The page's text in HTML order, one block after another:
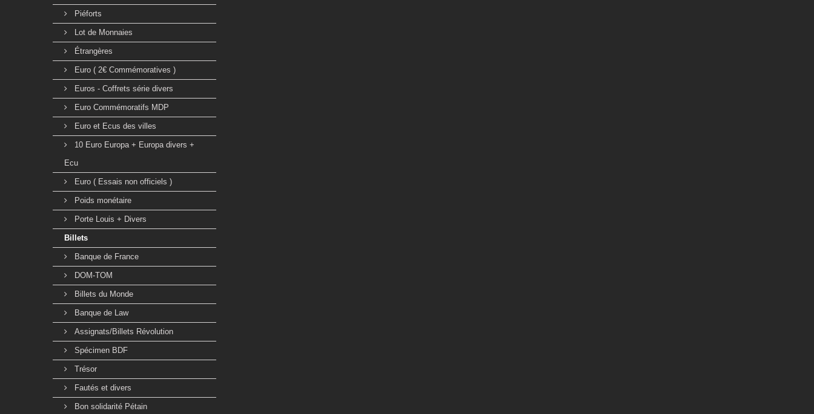
Piéforts
Lot de Monnaies
Étrangères
Euro ( 2€ Commémoratives )
Euros - Coffrets série divers
Euro Commémoratifs MDP
Euro et Ecus des villes
10 Euro Europa + Europa divers +
Ecu
Euro ( Essais non officiels )
Poids monétaire
Porte Louis + Divers
Billets
Banque de France
DOM-TOM
Billets du Monde
Banque de Law
Assignats/Billets Révolution
Spécimen BDF
Trésor
Fautés et divers
Bon solidarité Pétain